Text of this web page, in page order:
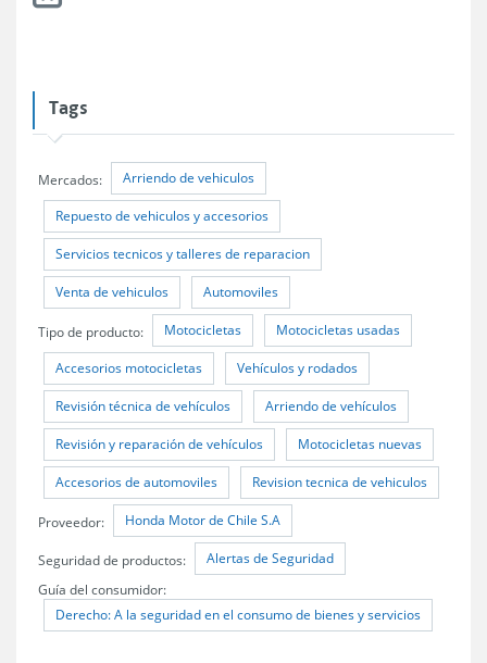
Tags
Mercados: Arriendo de vehiculos
Repuesto de vehiculos y accesorios
Servicios tecnicos y talleres de reparacion
Venta de vehiculos Automoviles
Tipo de producto: Motocicletas Motocicletas usadas
Accesorios motocicletas Vehículos y rodados
Revisión técnica de vehículos Arriendo de vehículos
Revisión y reparación de vehículos Motocicletas nuevas
Accesorios de automoviles Revision tecnica de vehiculos
Proveedor: Honda Motor de Chile S.A
Seguridad de productos: Alertas de Seguridad
Guía del consumidor:
Derecho: A la seguridad en el consumo de bienes y servicios